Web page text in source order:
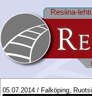
Resiina-lehti
05.07.2014 / Falköping, Ruotsi